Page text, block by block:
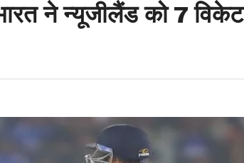
ने न्यूजीलैंड को 7 विकेट